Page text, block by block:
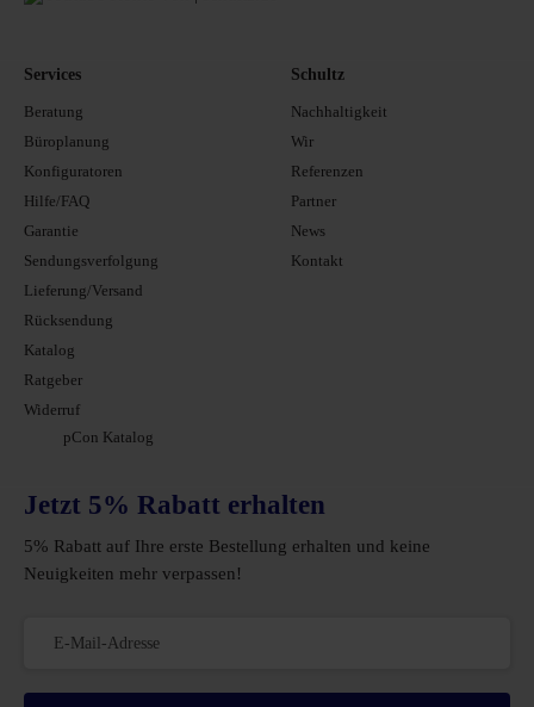
Services
Beratung
Büroplanung
Konfiguratoren
Hilfe/FAQ
Garantie
Sendungsverfolgung
Lieferung/Versand
Rücksendung
Katalog
Ratgeber
Widerruf
pCon Katalog
Schultz
Nachhaltigkeit
Wir
Referenzen
Partner
News
Kontakt
Jetzt 5% Rabatt erhalten
5% Rabatt auf Ihre erste Bestellung erhalten und keine
Neuigkeiten mehr verpassen!